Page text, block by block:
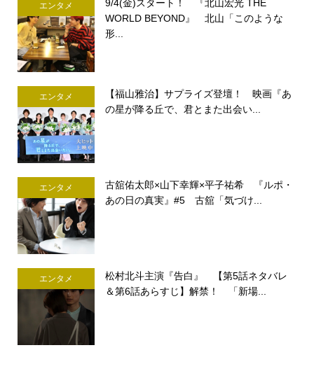
エンタメ
9/4(金)スタート！ 『北山宏光 THE
WORLD BEYOND』 北山「このような
形...
エンタメ
【福山雅治】サプライズ登壇！ 映画『あ
の星が降る丘で、君とまた出会い...
エンタメ
古舘佑太郎×山下幸輝×平子祐希 『ルポ・
あの日の真実』#5 古舘「気づけ...
エンタメ
松村北斗主演『告白』 【第5話ネタバレ
＆第6話あらすじ】解禁！ 「新場...